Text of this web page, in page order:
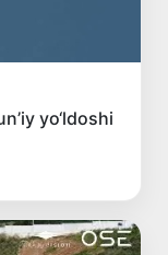
yo‘ldoshi